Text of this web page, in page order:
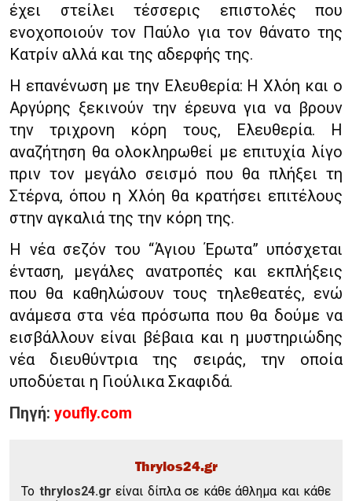
έχει στείλει τέσσερις επιστολές που
ενοχοποιούν τον Παύλο για τον θάνατο της
Κατρίν αλλά και της αδερφής της.
Η επανένωση με την Ελευθερία: Η Χλόη και ο
Αργύρης ξεκινούν την έρευνα για να βρουν
την τριχρονη κόρη τους, Ελευθερία. Η
αναζήτηση θα ολοκληρωθεί με επιτυχία λίγο
πριν τον μεγάλο σεισμό που θα πλήξει τη
Στέρνα, όπου η Χλόη θα κρατήσει επιτέλους
στην αγκαλιά της την κόρη της.
Η νέα σεζόν του “Άγιου Έρωτα” υπόσχεται
ένταση, μεγάλες ανατροπές και εκπλήξεις
που θα καθηλώσουν τους τηλεθεατές, ενώ
ανάμεσα στα νέα πρόσωπα που θα δούμε να
εισβάλλουν είναι βέβαια και η μυστηριώδης
νέα διευθύντρια της σειράς, την οποία
υποδύεται η Γιούλικα Σκαφιδά.
Πηγή: youfly.com
Thrylos24.gr
To thrylos24.gr είναι δίπλα σε κάθε άθλημα και κάθε